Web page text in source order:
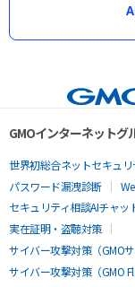
GMOインターネットグ
世界初総合ネットセキュリ
パスワード漏洩診断
セキュリティ相談AIチャッ
実在証明・盗聴対策
サイバー攻撃対策（GMO
サイバー攻撃対策（GMO